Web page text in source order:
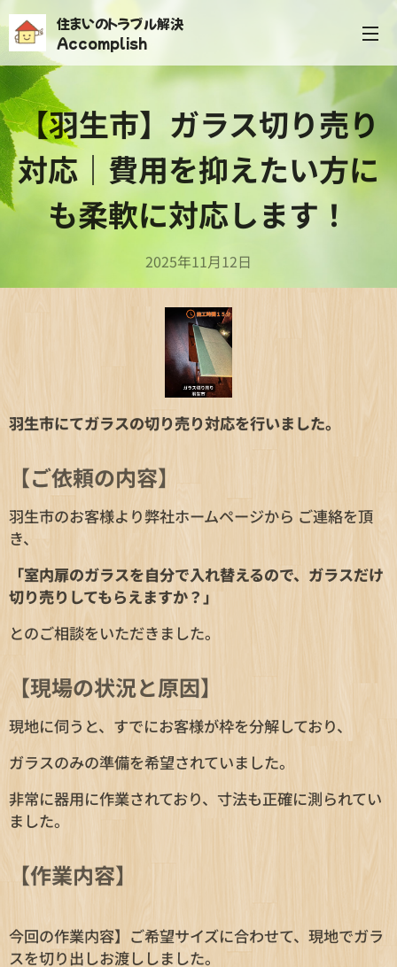
住まいのトラブル解決
Accomplish
【羽生市】ガラス切り売り
対応｜費用を抑えたい方に
も柔軟に対応します！
2025年11月12日
羽生市にてガラスの切り売り対応を行いました。
【ご依頼の内容】
羽生市のお客様より弊社ホームページから ご連絡を頂
き、
「室内扉のガラスを自分で入れ替えるので、ガラスだけ
切り売りしてもらえますか？」
とのご相談をいただきました。
【現場の状況と原因】
現地に伺うと、すでにお客様が枠を分解しており、
ガラスのみの準備を希望されていました。
非常に器用に作業されており、寸法も正確に測られてい
ました。
【作業内容】
今回の作業内容】ご希望サイズに合わせて、現地でガラ
スを切り出しお渡ししました。